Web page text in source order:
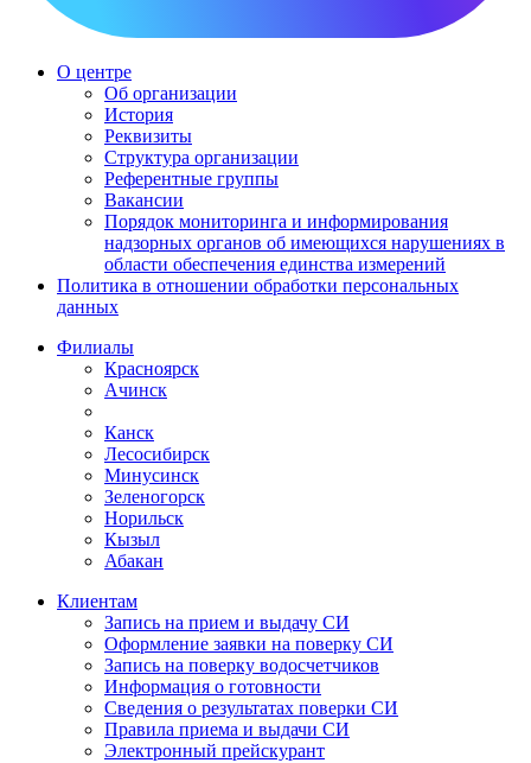
О центре
Об организации
История
Реквизиты
Структура организации
Референтные группы
Вакансии
Порядок мониторинга и информирования
надзорных органов об имеющихся нарушениях в
области обеспечения единства измерений
Политика в отношении обработки персональных
данных
Филиалы
Красноярск
Ачинск
Канск
Лесосибирск
Минусинск
Зеленогорск
Норильск
Кызыл
Абакан
Клиентам
Запись на прием и выдачу СИ
Оформление заявки на поверку СИ
Запись на поверку водосчетчиков
Информация о готовности
Сведения о результатах поверки СИ
Правила приема и выдачи СИ
Электронный прейскурант